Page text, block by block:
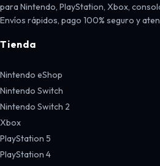
para Nintendo, PlayStation, Xbox,
Envíos rápidos, pago 100% seguro y
Tienda
Nintendo eShop
Nintendo Switch
Nintendo Switch 2
Xbox
PlayStation 5
PlayStation 4